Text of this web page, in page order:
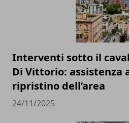
Interventi sotto il
Di Vittorio: assistenza
ripristino dell’area
24/11/2025